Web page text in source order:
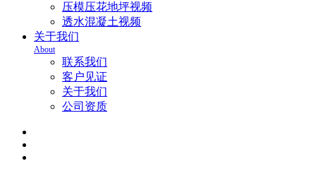
压模压花地坪视频
透水混凝土视频
关于我们
About
联系我们
客户见证
关于我们
公司资质